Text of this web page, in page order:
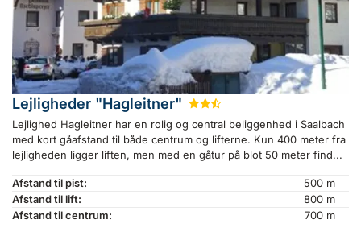
Lejligheder "Hagleitner" ★★
Lejlighed Hagleitner har en rolig og central beliggenhed i Saalbach
med kort gåafstand til både centrum og lifterne. Kun 400 meter fra
lejligheden ligger liften, men med en gåtur på blot 50 meter find...
Afstand til pist:
500 m
Afstand til lift:
800 m
Afstand til centrum:
700 m